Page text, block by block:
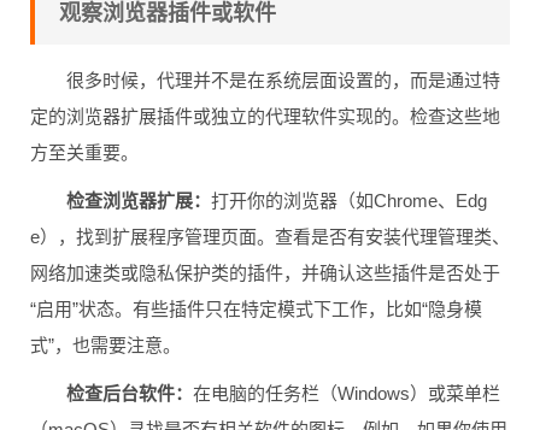
观察浏览器插件或软件
很多时候，代理并不是在系统层面设置的，而是通过特
定的浏览器扩展插件或独立的代理软件实现的。检查这些地
方至关重要。
检查浏览器扩展： 打开你的浏览器（如Chrome、Edg
e），找到扩展程序管理页面。查看是否有安装代理管理类、
网络加速类或隐私保护类的插件，并确认这些插件是否处于
“启用”状态。有些插件只在特定模式下工作，比如“隐身模
式”，也需要注意。
检查后台软件： 在电脑的任务栏（Windows）或菜单栏